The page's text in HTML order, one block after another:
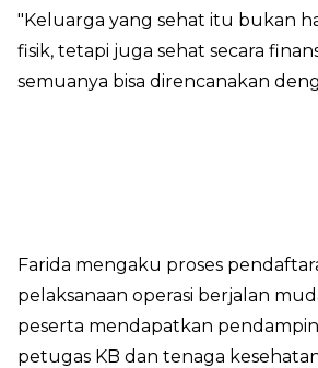
"Keluarga yang sehat itu bukan
fisik, tetapi juga sehat secara
semuanya bisa direncanakan
Farida mengaku proses
pelaksanaan operasi berjalan
peserta mendapatkan
petugas KB dan tenaga